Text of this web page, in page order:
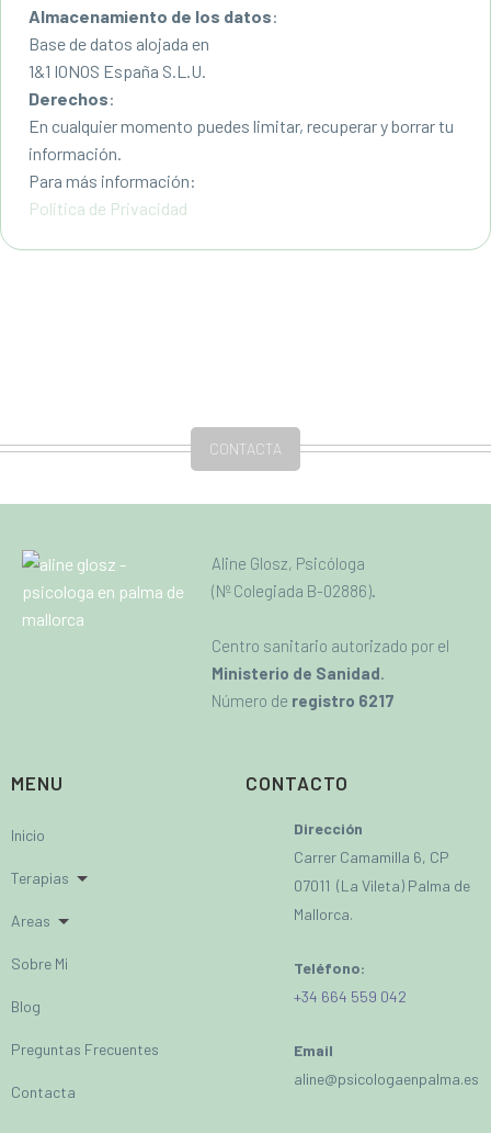
entendido y sus explicaciones son claras.
Me gusto su cercanía y su forma clara de
explicar las cosas, de un modo ameno y fácil de
entender. Sus deberes me están ayudando a
mejorar en mi problema. La verdad es que la
recomiendo
Excelente profesional. Desde el primer dia me
fue bien. Me ha ayudado y ayuda muchísimo.
Recomendada 100%
Almacenamiento de los datos:
Base de datos alojada en
1&1 IONOS España S.L.U.
Derechos:
En cualquier momento puedes limitar, recuperar y borrar tu
información.
Para más información:
Politica de Privacidad
CONTACTA
Aline Glosz, Psicóloga
(Nº Colegiada B-02886).
Centro sanitario autorizado por el
Ministerio de Sanidad.
Número de registro 6217
MENU
Inicio
Terapias
Areas
Sobre Mi
Blog
Preguntas Frecuentes
Contacta
CONTACTO
Dirección
Carrer Camamilla 6, CP
07011 (La Vileta) Palma de
Mallorca.
Teléfono:
+34 664 559 042
Email
aline@psicologaenpalma.es